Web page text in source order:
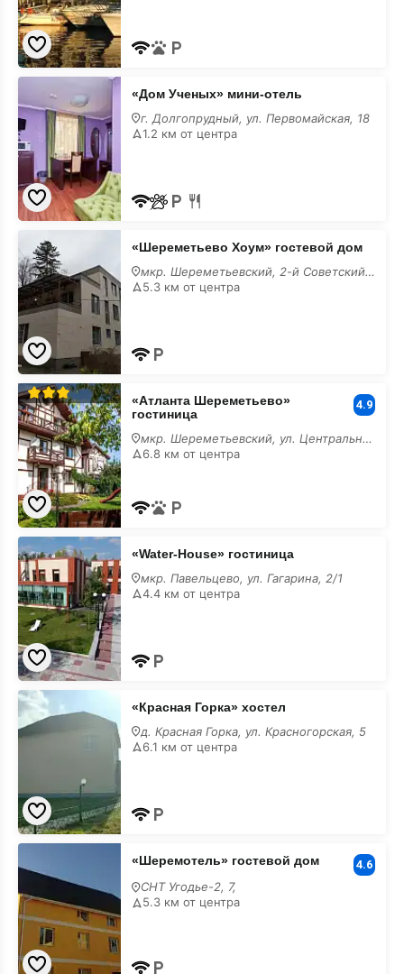
«Дом
Ученых»
мини-
отель
«Дом Ученых» мини-отель
г. Долгопрудный, ул. Первомайская, 18
1.2 км от центра
Хоум»
гостевой
дом
«Шереметьево Хоум» гостевой дом
мкр. Шереметьевский, 2-й Советский пр,
5.3 км от центра
«Атланта
Шереметьево»
гостиница
«Атланта Шереметьево»
гостиница
4.9
мкр. Шереметьевский, ул. Центральная, 36/7
6.8 км от центра
«Water-
House»
гостиница
«Water-House» гостиница
мкр. Павельцево, ул. Гагарина, 2/1
4.4 км от центра
«Красная
Горка»
хостел
«Красная Горка» хостел
д. Красная Горка, ул. Красногорская, 5
6.1 км от центра
«Шеремотель»
гостевой
дом
«Шеремотель» гостевой дом 4.6
СНТ Угодье-2, 7,
5.3 км от центра